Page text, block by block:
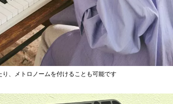
、メトロノームを付けることも可能です